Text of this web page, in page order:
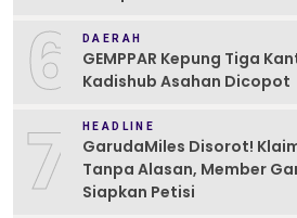
6 DAERAH
GEMPPAR Kepung Tiga
Kadishub Asahan Dicopot
7 HEADLINE
GarudaMiles Disorot!
Tanpa Alasan, Member
Siapkan Petisi